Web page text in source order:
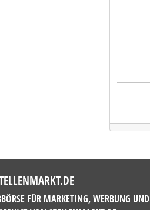
FÜR MARKETING, WERBUNG UND